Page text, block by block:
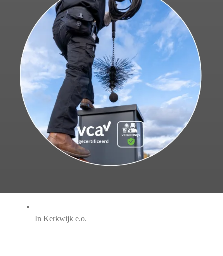
In Kerkwijk e.o.